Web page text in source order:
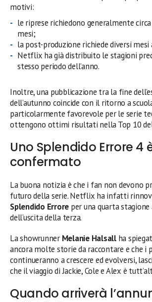
motivi:
le riprese richiedono generalmente
mesi;
la post-produzione richiede diversi mesi
Netflix ha già distribuito le stagioni
stesso periodo dell’anno.
Inoltre, una pubblicazione tra la fine
dell’autunno coincide con il ritorno a
particolarmente favorevole per le serie
ottengono ottimi risultati nella Top 10
Uno Splendido Errore 4
confermato
La buona notizia è che i fan non devono
futuro della serie. Netflix ha infatti
Splendido Errore per una quarta
dell’uscita della terza.
La showrunner Melanie Halsallha
ancora molte storie da raccontare e che i
continueranno a crescere ed evolversi,
che il viaggio di Jackie, Cole e Alex è
Quando arriverà